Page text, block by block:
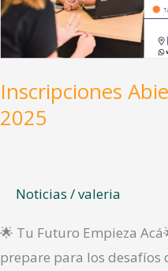
Inscripciones
2025
Noticias /valeria
🌟 Tu Futuro Empieza
prepare para los desafíos